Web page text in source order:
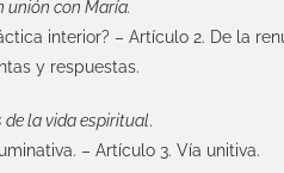
unión con María.
interior? – Artículo 2. De la
y respuestas.
de la vida espiritual.
– Artículo 3. Vía unitiva.